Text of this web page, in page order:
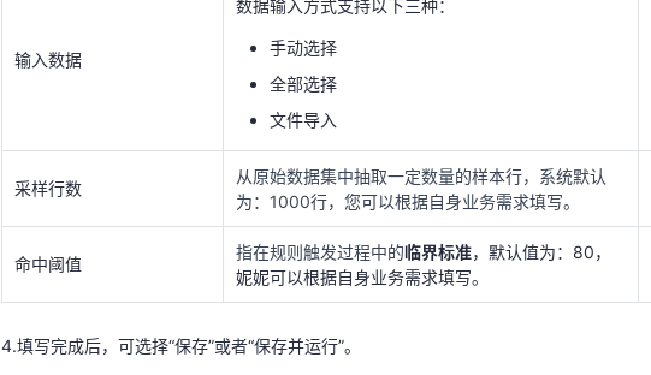
为：1000行，您可以根据自身业务需求填写。
妮妮可以根据自身业务需求填写。
4.填写完成后，可选择“保存”或者“保存并运行”。
1.使用系统管理员登录数据脱敏实例。
输入数据
数据输入方式支持以下三种：
手动选择
全部选择
文件导入
采样行数
从原始数据集中抽取一定数量的样本行，系统默认
为：1000行，您可以根据自身业务需求填写。
命中阈值
指在规则触发过程中的临界标准，默认值为：80，
妮妮可以根据自身业务需求填写。
4.填写完成后，可选择“保存”或者“保存并运行”。